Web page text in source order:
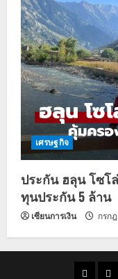
เศรษฐกิจ
ประกัน ฮลุน โซโ
ทุนประกัน 5 ล้าน
เซียนการเงิน กรก
ราคา
แ